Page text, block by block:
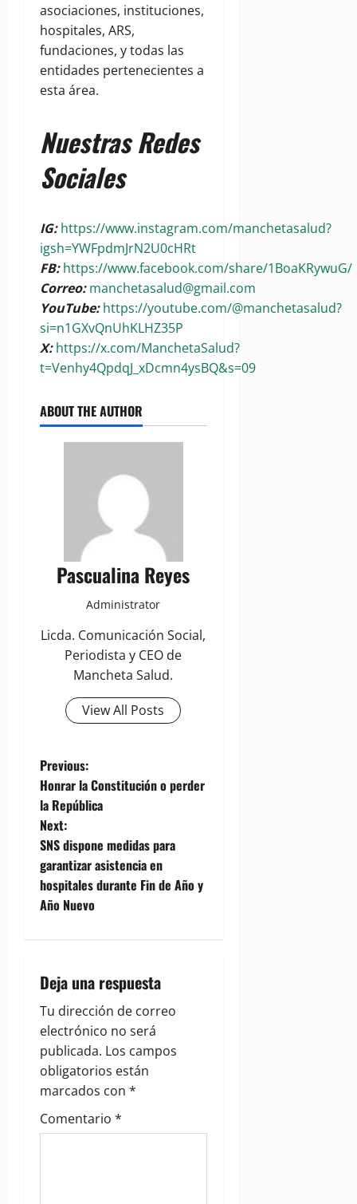
asociaciones, instituciones,
hospitales, ARS,
fundaciones, y todas las
entidades pertenecientes a
esta área.
Nuestras Redes
Sociales
IG:https://www.instagram.com/manchetasalud?
igsh=YWFpdmJrN2U0cHRt
FB:https://www.facebook.com/share/1BoaKRywuG/
Correo:manchetasalud@gmail.com
YouTube: https://youtube.com/@manchetasalud?
si=n1GXvQnUhKLHZ35P
X:https://x.com/ManchetaSalud?
t=Venhy4QpdqJ_xDcmn4ysBQ&s=09
ABOUT THE AUTHOR
Pascualina Reyes
Administrator
Licda. Comunicación Social,
Periodista y CEO de
Mancheta Salud.
View All Posts
P
o
s
t
n
v
i
g
a
t
i
Previous:
Honrar la Constitución o perder
la República
Next:
SNS dispone medidas para
garantizar asistencia en
hospitales durante Fin de Año y
Año Nuevo
Deja una respuesta
Tu dirección de correo
electrónico no será
publicada. Los campos
obligatorios están
marcados con *
Comentario *